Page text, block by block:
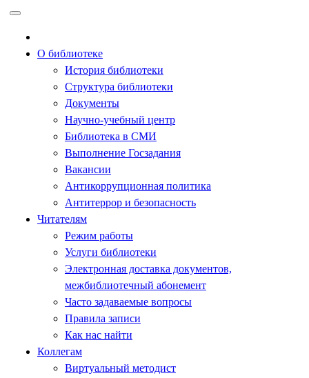
содержимому
О библиотеке
История библиотеки
Структура библиотеки
Документы
Научно-учебный центр
Библиотека в СМИ
Выполнение Госзадания
Вакансии
Антикоррупционная политика
Антитеррор и безопасность
Читателям
Режим работы
Услуги библиотеки
Электронная доставка документов,
межбиблиотечный абонемент
Часто задаваемые вопросы
Правила записи
Как нас найти
Коллегам
Виртуальный методист